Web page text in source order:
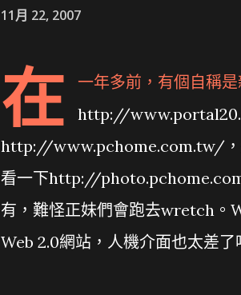
11月 22, 2007
在
一年多前，有個自稱
http://
http://www.pchome.com.tw/，
看一下http://
有，難怪正妹們會跑去wretch。
Web 2.0網站，人機介面也太差了